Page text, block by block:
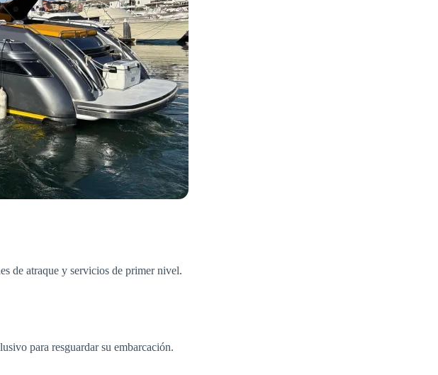
de atraque y servicios de primer nivel.
para resguardar su embarcación.